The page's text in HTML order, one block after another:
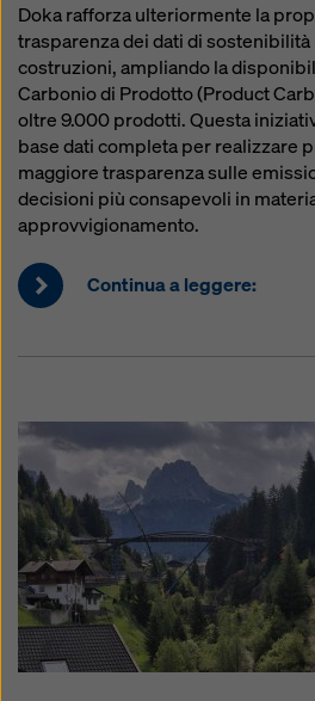
Doka rafforza ulteriormente la
trasparenza dei dati di
costruzioni, ampliando la
Carbonio di Prodotto (Product
oltre 9.000 prodotti. Questa
base dati completa per realizzare
maggiore trasparenza sulle
decisioni più consapevoli in
approvvigionamento.
Continua a leggere: